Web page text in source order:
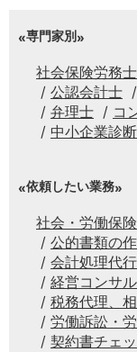
専門家別
社会保険労務士
公認会計士
弁理士
コ
中小企業診
依頼したい業務
社会・労働保
公的書類の
会計処理代行
経営コンサ
税務代理、
労働訴訟・
契約書チェ